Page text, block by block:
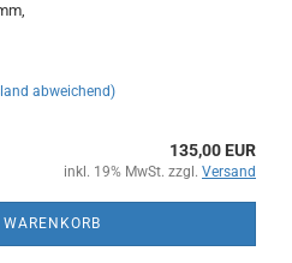
abweichend)
135,00 EUR
inkl. 19% MwSt. zzgl. Versand
WARENKORB